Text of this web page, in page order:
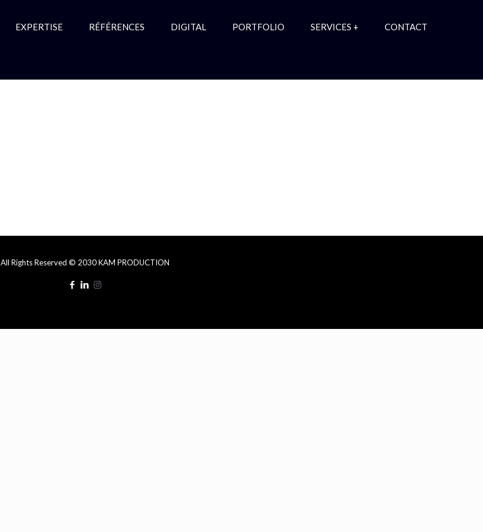
EXPERTISE RÉFÉRENCES DIGITAL PORTFOLIO SERVICES + CONTACT
All Rights Reserved © 2030 KAM PRODUCTION